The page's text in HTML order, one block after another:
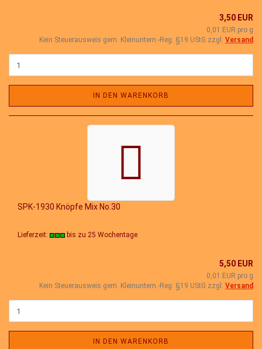
3,50 EUR
0,01 EUR pro g
Kein Steuerausweis gem. Kleinuntern.-Reg. §19 UStG zzgl. Versand
IN DEN WARENKORB
SPK-1930 Knöpfe Mix No.30
Lieferzeit: bis zu 25 Wochentage
5,50 EUR
0,01 EUR pro g
Kein Steuerausweis gem. Kleinuntern.-Reg. §19 UStG zzgl. Versand
IN DEN WARENKORB